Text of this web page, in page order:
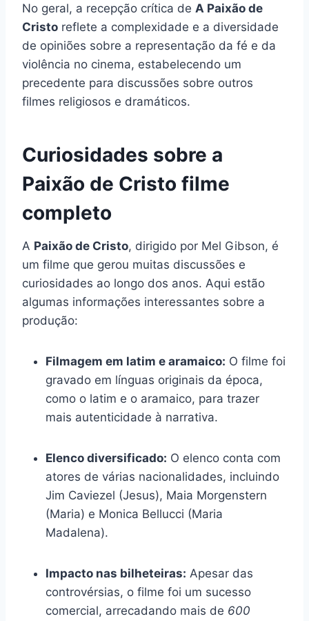
No geral, a recepção crítica de A Paixão de
Cristo reflete a complexidade e a diversidade
de opiniões sobre a representação da fé e da
violência no cinema, estabelecendo um
precedente para discussões sobre outros
filmes religiosos e dramáticos.
Curiosidades sobre a
Paixão de Cristo filme
completo
A Paixão de Cristo, dirigido por Mel Gibson, é
um filme que gerou muitas discussões e
curiosidades ao longo dos anos. Aqui estão
algumas informações interessantes sobre a
produção:
Filmagem em latim e aramaico: O filme foi
gravado em línguas originais da época,
como o latim e o aramaico, para trazer
mais autenticidade à narrativa.
Elenco diversificado: O elenco conta com
atores de várias nacionalidades, incluindo
Jim Caviezel (Jesus), Maia Morgenstern
(Maria) e Monica Bellucci (Maria
Madalena).
Impacto nas bilheteiras: Apesar das
controvérsias, o filme foi um sucesso
comercial, arrecadando mais de 600